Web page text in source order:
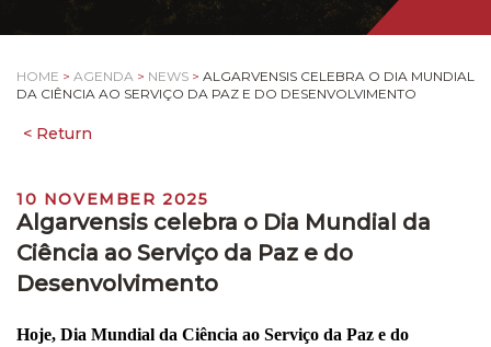
HOME > AGENDA > NEWS > ALGARVENSIS CELEBRA O DIA MUNDIAL
DA CIÊNCIA AO SERVIÇO DA PAZ E DO DESENVOLVIMENTO
10 NOVEMBER 2025
Algarvensis celebra o Dia Mundial da
Ciência ao Serviço da Paz e do
Desenvolvimento
Hoje, Dia Mundial da Ciência ao Serviço da Paz e do